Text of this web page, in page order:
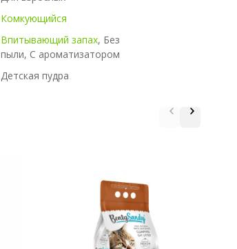
Комкующийся
Впитывающий запах, Без
пыли, С ароматизатором
Детская пудра